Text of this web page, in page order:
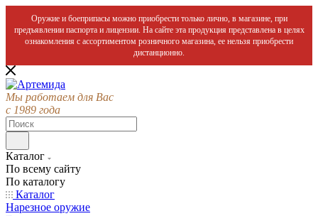
Оружие и боеприпасы можно приобрести только лично, в магазине, при
предъявлении паспорта и лицензии. На сайте эта продукция представлена в целях
ознакомления с ассортиментом розничного магазина, ее нельзя приобрести
дистанционно.
Мы работаем для Вас
с 1989 года
Каталог
По всему сайту
По каталогу
Каталог
Нарезное оружие